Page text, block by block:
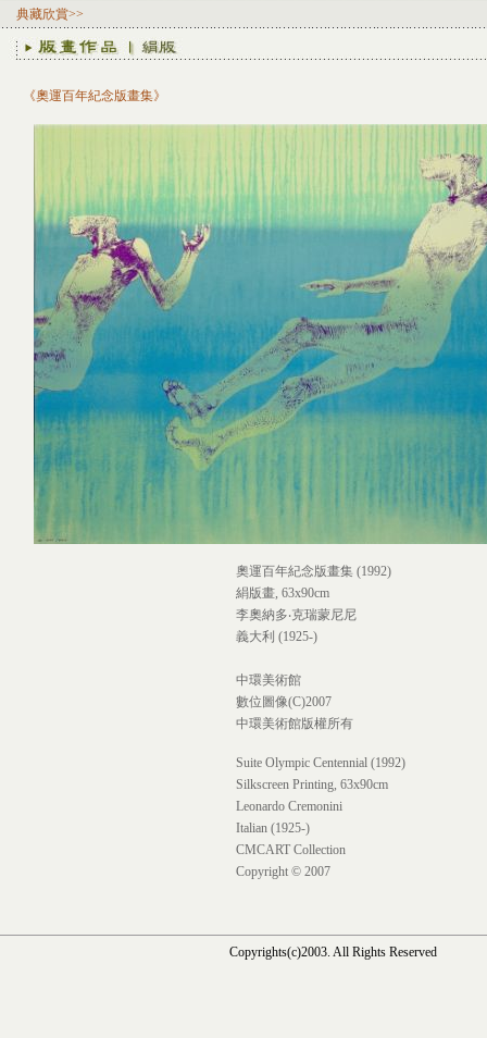
典藏欣賞>>
《奧運百年紀念版畫集》
奧運百年紀念版畫集 (1992)
絹版畫, 63x90cm
李奧納多‧克瑞蒙尼尼
義大利 (1925-)
中環美術館
數位圖像(C)2007
中環美術館版權所有
Suite Olympic Centennial (1992)
Silkscreen Printing, 63x90cm
Leonardo Cremonini
Italian (1925-)
CMCART Collection
Copyright © 2007
Copyrights(c)2003. All Rights Reserved